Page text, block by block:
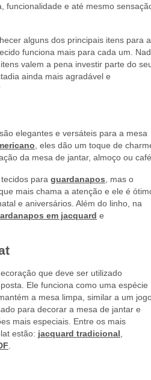
funcionalidade e até mesmo
alguns dos principais itens para a
funciona mais para cada um.
valem a pena investir parte do
ainda mais agradável e
elegantes e versáteis para a mesa
, eles dão um toque de
da mesa de jantar, almoço ou
para guardanapos, mas o
mais chama a atenção e ele é
e aniversários. Além do linho, na
em jacquard e
que deve ser utilizado
Ele funciona como uma espécie
a mesa limpa, similar a um
para decorar a mesa de jantar e
mais especiais. Entre os mais
estão: jacquard tradicional